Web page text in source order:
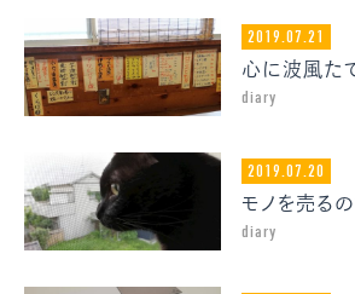
2019.07.21
心に波風た
diary
2019.07.20
diary